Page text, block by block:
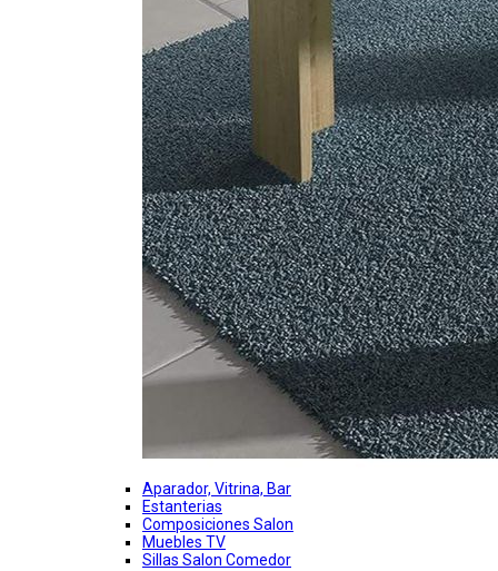
Aparador, Vitrina, Bar
Estanterias
Composiciones Salon
Muebles TV
Sillas Salon Comedor